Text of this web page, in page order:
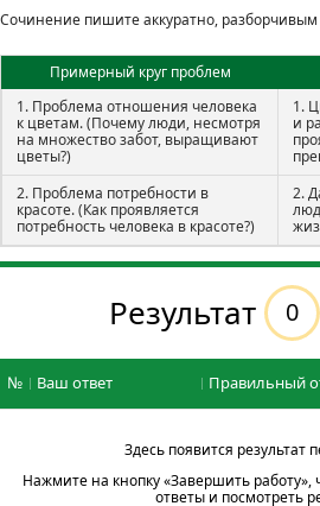
Сочинение пишите аккуратно,
Примерный круг проблем
1. Проблема отношения человека
к цветам. (Почему люди, несмотря
на множество забот, выращивают
цветы?)
1.
и
2. Проблема потребности в
красоте. (Как проявляется
потребность человека в красоте?)
2.
Результат 0
№ Ваш ответ Правильный
Здесь появится результат
Нажмите на кнопку «Завершить
ответы и посмотреть